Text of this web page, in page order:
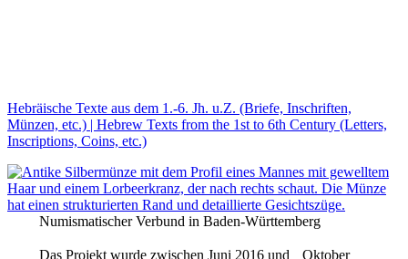
Hebräische Texte aus dem 1.-6. Jh. u.Z. (Briefe, Inschriften,
Münzen, etc.) | Hebrew Texts from the 1st to 6th Century (Letters,
Inscriptions, Coins, etc.)
Numismatischer Verbund in Baden-Württemberg
Das Projekt wurde zwischen Juni 2016 und Oktober